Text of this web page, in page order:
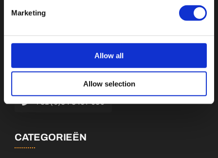
Marketing
Allow all
Allow selection
+31 (0)34 8407 089
CATEGORIEËN